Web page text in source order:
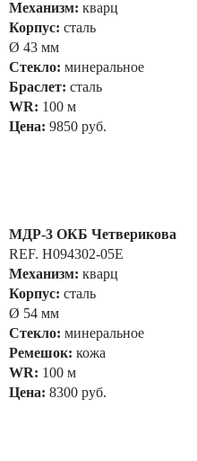
Механизм: кварц
Корпус: сталь
Ø 43 мм
Стекло: минеральное
Браслет: сталь
WR: 100 м
Цена: 9850 руб.
МДР-3 ОКБ Четверикова
REF. H094302-05E
Механизм: кварц
Корпус: сталь
Ø 54 мм
Стекло: минеральное
Ремешок: кожа
WR: 100 м
Цена: 8300 руб.